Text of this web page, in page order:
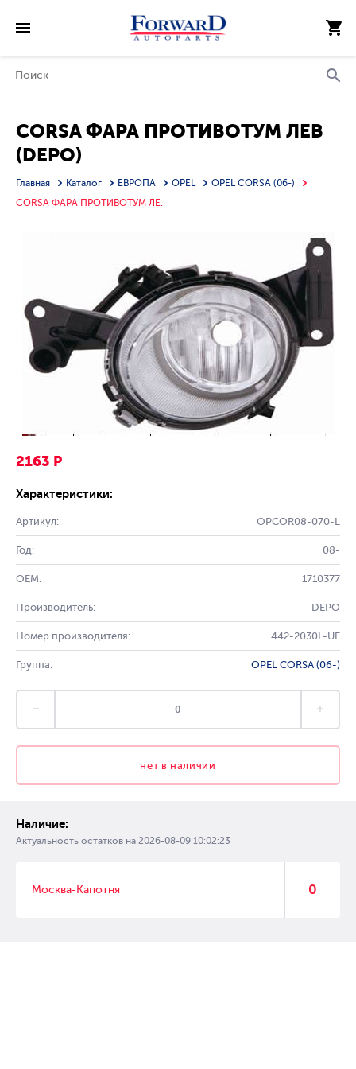
CORSA ФАРА ПРОТИВОТУМ ЛЕВ
(DEPO)
Главная Каталог ЕВРОПА OPEL
OPEL CORSA (06-)
CORSA ФАРА ПРОТИВОТУМ ЛЕ.
2163 Р
Характеристики:
Артикул: OPCOR08-070-L
Год: 08-
OEM: 1710377
Производитель: DEPO
Номер производителя: 442-2030L-UE
Группа: OPEL CORSA (06-)
нет в наличии
Наличие:
Актуальность остатков на 2026-08-09 10:02:23
Москва-Капотня 0